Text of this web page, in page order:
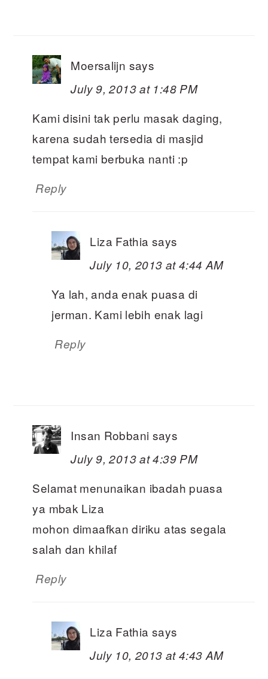
Moersalijn says
July 9, 2013 at 1:48 PM
Kami disini tak perlu masak daging,
karena sudah tersedia di masjid
tempat kami berbuka nanti :p
Reply
Liza Fathia says
July 10, 2013 at 4:44 AM
Ya lah, anda enak puasa di
jerman. Kami lebih enak lagi
Reply
Insan Robbani says
July 9, 2013 at 4:39 PM
Selamat menunaikan ibadah puasa
ya mbak Liza
mohon dimaafkan diriku atas segala
salah dan khilaf
Reply
Liza Fathia says
July 10, 2013 at 4:43 AM